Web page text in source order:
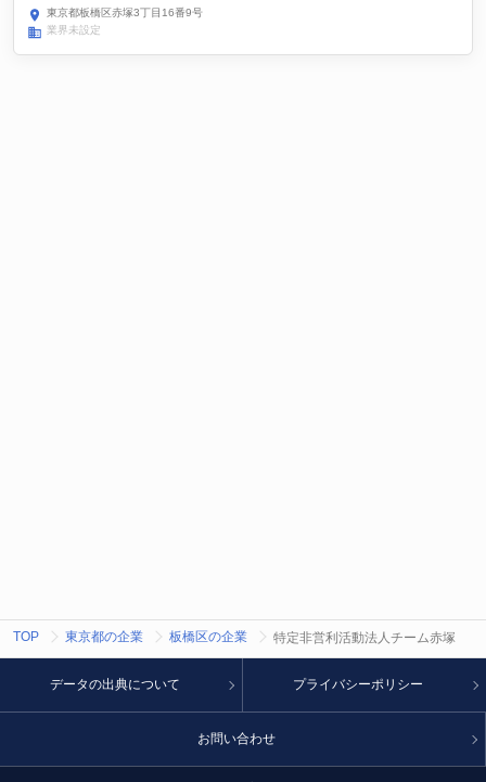
東京都板橋区赤塚3丁目16番9号
業界未設定
TOP 東京都の企業 板橋区の企業 特定非営利活動法人チーム赤塚
データの出典について プライバシーポリシー
お問い合わせ